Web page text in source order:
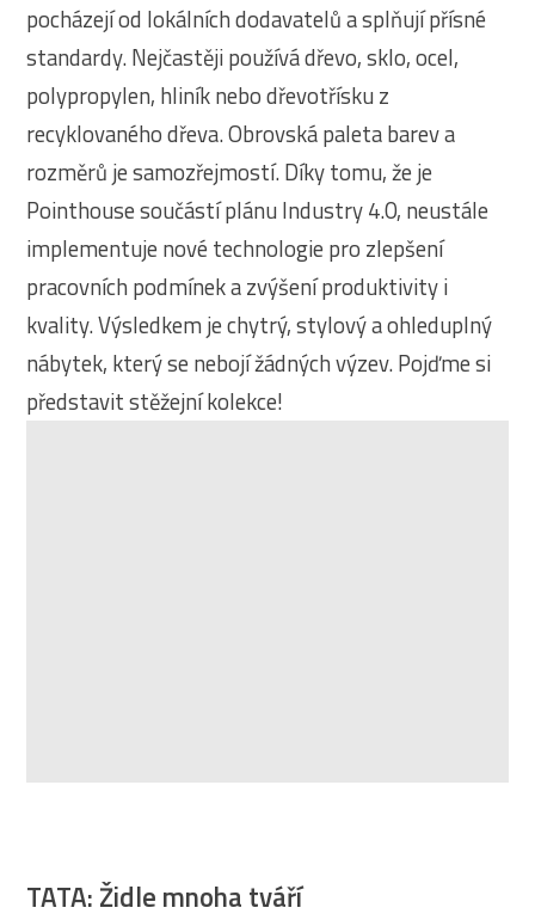
pocházejí od lokálních dodavatelů a splňují přísné
standardy. Nejčastěji používá dřevo, sklo, ocel,
polypropylen, hliník nebo dřevotřísku z
recyklovaného dřeva. Obrovská paleta barev a
rozměrů je samozřejmostí. Díky tomu, že je
Pointhouse součástí plánu Industry 4.0, neustále
implementuje nové technologie pro zlepšení
pracovních podmínek a zvýšení produktivity i
kvality. Výsledkem je chytrý, stylový a ohleduplný
nábytek, který se nebojí žádných výzev. Pojďme si
představit stěžejní kolekce!
TATA: Židle mnoha tváří